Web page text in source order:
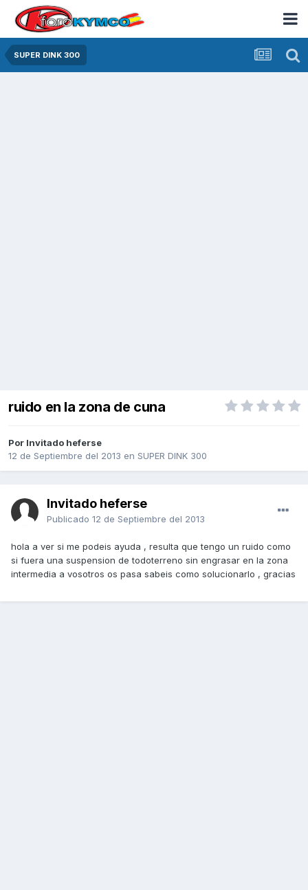
SUPER DINK 300
ruido en la zona de cuna
Por Invitado heferse
12 de Septiembre del 2013 en SUPER DINK 300
Invitado heferse
Publicado 12 de Septiembre del 2013
hola a ver si me podeis ayuda , resulta que tengo un ruido como
si fuera una suspension de todoterreno sin engrasar en la zona
intermedia a vosotros os pasa sabeis como solucionarlo , gracias